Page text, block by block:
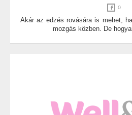
0
Akár az edzés rovására is mehet,
mozgás közben. De